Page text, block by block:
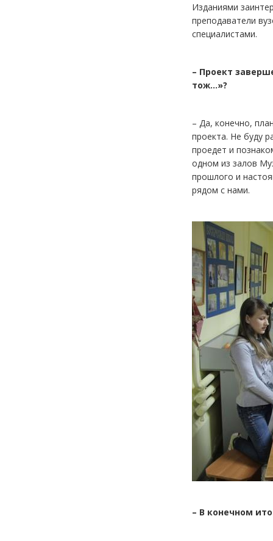
Изданиями
преподаватели
специалистами.
– Проект
тож…»?
– Да, конечно,
проекта. Не буду
проедет и
одном из залов
прошлого и
рядом с нами.
– В конечном